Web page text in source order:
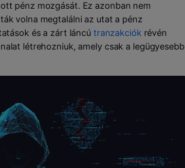
pénz mozgását. Ez azonban nem
volna megtalálni az utat a pénz
és a zárt láncú tranzakciók révén
létrehozniuk, amely csak a legügyesebb